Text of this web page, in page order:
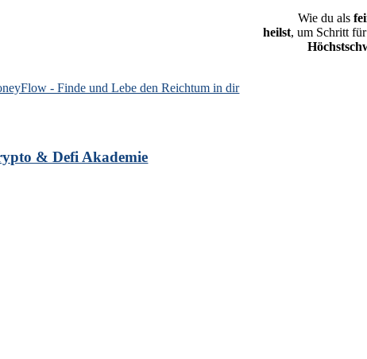
Wie du als
heilst, um Schritt
- Finde und Lebe den Reichtum in dir
& Defi Akademie